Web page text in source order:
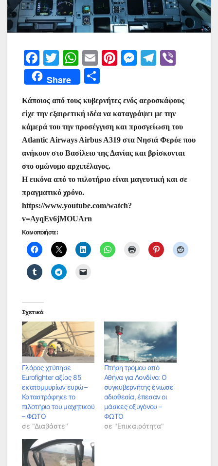
F
a
c
e
b
o
o
k
T
w
itt
er
W
h
at
s
A
p
p
E
m
ai
l
Pi
e
st
M
s
e
n
g
T
gr
a
m
Share
ρ
α
σ
τε
ίτ
ε
Κάποιος από τους κυβερνήτες ενός αεροσκάφους
είχε την εξαιρετική ιδέα να καταγράψει με την
κάμερά του την προσέγγιση και προσγείωση του
Atlantic Airways Airbus A319 στα Νησιά Φερόε που
ανήκουν στο Βασίλειο της Δανίας και βρίσκονται
στο ομώνυμο αρχιπέλαγος.
Η εικόνα από το πιλοτήριο είναι μαγευτική και σε
πραγματικό χρόνο.
https://www.youtube.com/watch?
v=AyqEv6jMOUArn
Κοινοποιήστε:
Σχετικά
Γλάρος χτύπησε
Eurofighter αξίας 85
εκατομμυρίων ευρώ –
Καταστράφηκε το
πιλοτήριο του μαχητικού
– ΦΩΤΟ
σε "Διαβάστε"
Πτήση τρόμου από
Αθήνα για Λονδίνο: Ο
συγκυβερνήτης ένιωσε
αδιαθεσία, έπεσαν οι
μάσκες οξυγόνου –
ΦΩΤΟ
σε "Επικαιρότητα"